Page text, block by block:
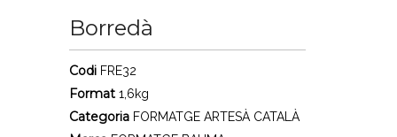
Borredà
Codi FRE32
Format1,6kg
Categoria FORMATGE ARTESÀ CATALÀ